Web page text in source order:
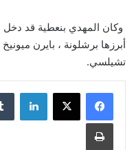
وكان المهدي بنعطية قد دخل
أبرزها برشلونة ، بايرن
تشيلسي.
طباعة